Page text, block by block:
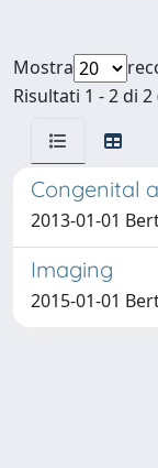
Mostra
Risultati 1 - 2 di
Congenital
2013-01-01
Imaging
2015-01-01